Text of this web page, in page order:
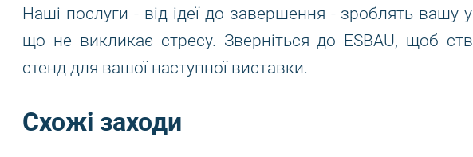
Наші послуги - від ідеї до завершення - зроблять вашу
що не викликає стресу. Зверніться до ESBAU, щоб
стенд для вашої наступної виставки.
Схожі заходи